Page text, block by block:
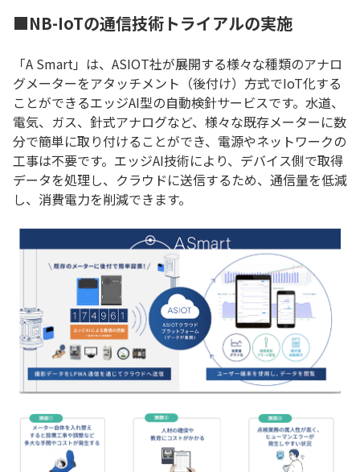
■NB-IoTの通信技術トライアルの実施
「A Smart」は、ASIOT社が展開する様々な種類のアナロ
グメーターをアタッチメント（後付け）方式でIoT化する
ことができるエッジAI型の自動検針サービスです。水道、
電気、ガス、針式アナログなど、様々な既存メーターに数
分で簡単に取り付けることができ、電源やネットワークの
工事は不要です。エッジAI技術により、デバイス側で取得
データを処理し、クラウドに送信するため、通信量を低減
し、消費電力を削減できます。